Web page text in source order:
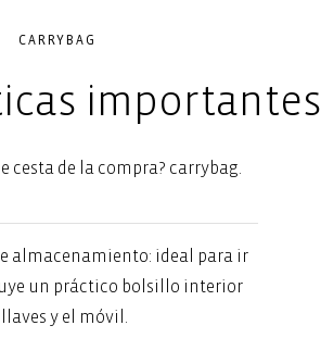
CARRYBAG
importantes
cesta de la compra? carrybag.
almacenamiento: ideal para ir
un práctico bolsillo interior
y el móvil.